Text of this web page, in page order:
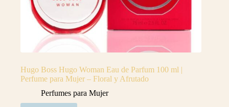
Hugo Boss Hugo Woman Eau de Parfum 100 ml |
Perfume para Mujer – Floral y Afrutado
Perfumes para Mujer